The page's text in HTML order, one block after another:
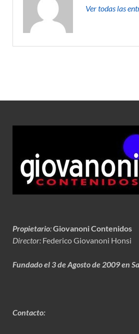
Ver todas las
Propietario:Giovanoni Contenidos
Director: Federico Giovanoni Honsi
Fundado el 3 de Agosto de 2009 en
Contacto: